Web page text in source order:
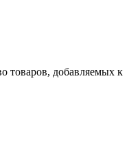
товаров, добавляемых к